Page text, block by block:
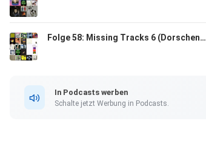
Folge 58: Missing Tracks 6 (Dorschenanner 6)
In Podcasts werben
Schalte jetzt Werbung in Podcasts.